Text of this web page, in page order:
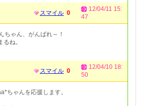
スマイル 0
12/04/11 15:
47
ちゃん、がんばれ～！
ね。
スマイル 0
12/04/10 18:
50
ゃんを応援します。